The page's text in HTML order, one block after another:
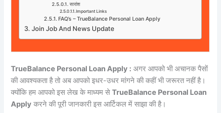
सारांश
Important Links
FAQ’s – TrueBalance Personal Loan Apply
Join Job And News Update
TrueBalance Personal Loan Apply : अगर आपको भी अचानक पैसों
की आवश्यकता है तो अब आपको इधर-उधर मांगने की कहीं भी जरूरत नहीं है।
क्योंकि हम आपको इस लेख के माध्यम सेTrueBalance Personal Loan
Apply करने की पूरी जानकारी इस आर्टिकल में साझा की है।